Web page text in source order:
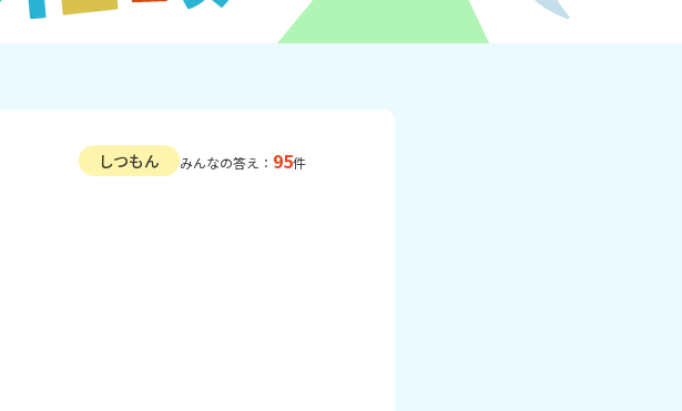
しつもん みんなの答え： 95件